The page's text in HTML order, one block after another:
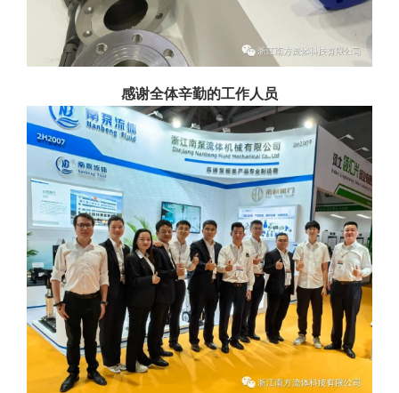
感谢全体辛勤的工作人员